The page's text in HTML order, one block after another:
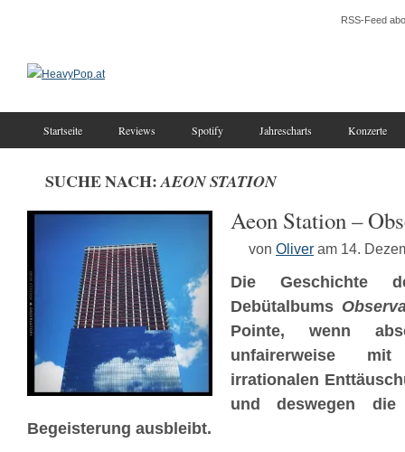
RSS-Feed
Startseite Reviews Spotify Jahrescharts Konzerte
SUCHE NACH:AEON STATION
Aeon Station –
von Oliver am 14.
Die Geschichte
Debütalbums
Pointe, wenn
unfairerweise
irrationalen
und deswegen
Begeisterung ausbleibt.